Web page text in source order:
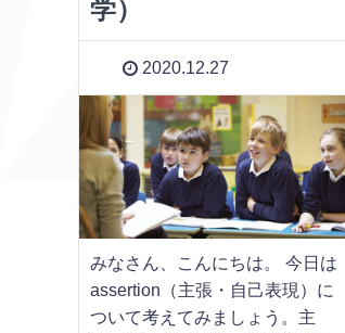
学）
2020.12.27
みなさん、こんにちは。 今日は
assertion（主張・自己表現）に
ついて考えてみましょう。主